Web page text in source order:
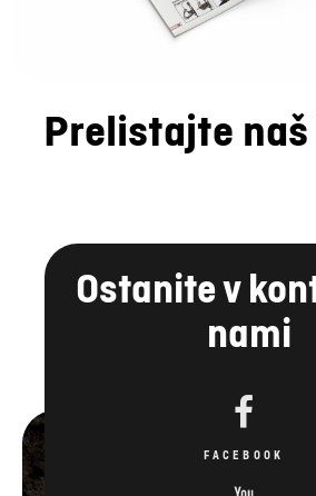
Prelistajte
Ostanite v
nami
FACEBOOK